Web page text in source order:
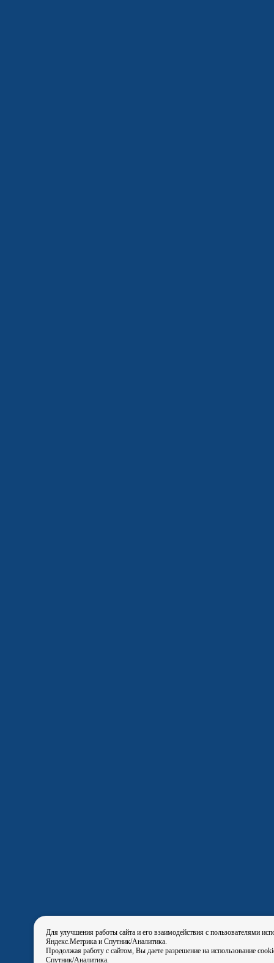
Для улучшения работы сайта и его взаимодействия с пользователями
Яндекс.Метрика и Спутник/Аналитика.
Продолжая работу с сайтом, Вы даете разрешение на использование
Спутник/Аналитика.